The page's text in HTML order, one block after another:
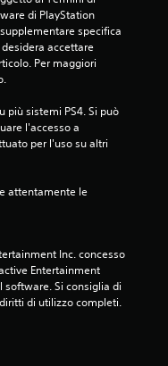
di PlayStation
specifica
accettare
Per maggiori
più sistemi PS4. Si può
l'accesso a
per l'uso su altri
attentamente le
Inc. concesso
Entertainment
software. Si consiglia di
di utilizzo completi.